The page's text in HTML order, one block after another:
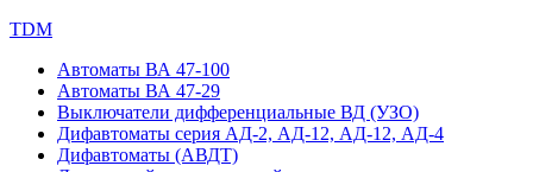
TDM
Автоматы ВА 47-100
Автоматы ВА 47-29
Выключатели дифференциальные ВД (УЗО)
Дифавтоматы серия АД-2, АД-12, АД-12, АД-4
Дифавтоматы (АВДТ)